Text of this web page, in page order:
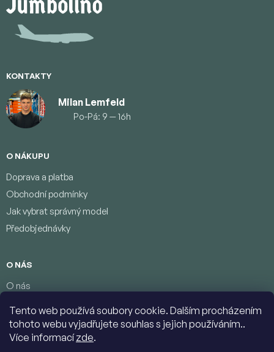
Tento web používá soubory cookie. Dalším procházením
tohoto webu vyjadřujete souhlas s jejich používáním..
Více informacízde.
p
KONTAKTY
Milan Lemfeld
Po-Pá: 9 — 16h
O NÁKUPU
Doprava a platba
Obchodní podmínky
Jak vybrat správný model
Předobjednávky
O NÁS
O nás
Podmínky ochrany osobních údajů
Kontakty